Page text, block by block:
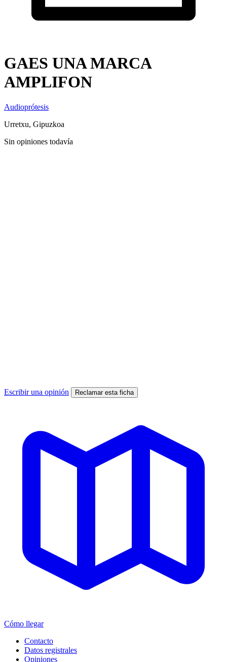
GAES UNA MARCA
AMPLIFON
Audioprótesis
Urretxu, Gipuzkoa
Sin opiniones todavía
Escribir una opinión Reclamar esta ficha
Cómo llegar
Contacto
Datos registrales
Opiniones